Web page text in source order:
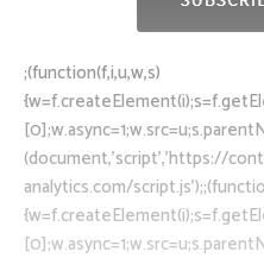
;(function(f,i,u,w,s)
(document,’script’,’https://
analytics.com/